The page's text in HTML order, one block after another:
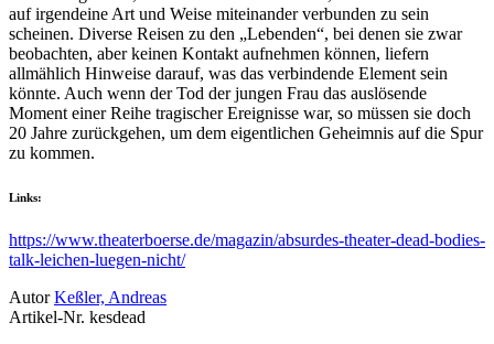
auf irgendeine Art und Weise miteinander verbunden zu sein
scheinen. Diverse Reisen zu den „Lebenden“, bei denen sie zwar
beobachten, aber keinen Kontakt aufnehmen können, liefern
allmählich Hinweise darauf, was das verbindende Element sein
könnte. Auch wenn der Tod der jungen Frau das auslösende
Moment einer Reihe tragischer Ereignisse war, so müssen sie doch
20 Jahre zurückgehen, um dem eigentlichen Geheimnis auf die Spur
zu kommen.
Links:
https://www.theaterboerse.de/magazin/absurdes-theater-dead-bodies-
talk-leichen-luegen-nicht/
Autor Keßler, Andreas
Artikel-Nr. kesdead